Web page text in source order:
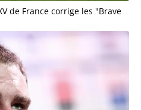
de France corrige les "Brave